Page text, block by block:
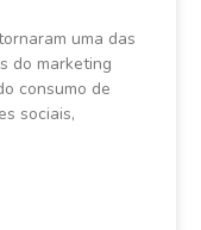
uma das
do marketing
consumo de
sociais,